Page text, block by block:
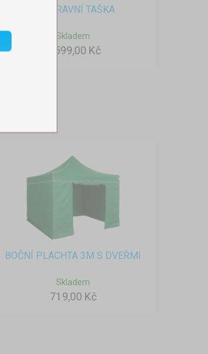
PŘEPRAVNÍ TAŠKA
Skladem
1 599,00 Kč
BOČNÍ PLACHTA 3M S DVEŘMI
Skladem
719,00 Kč